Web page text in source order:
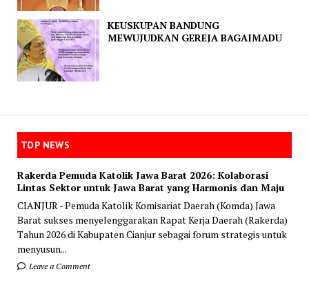
KEUSKUPAN BANDUNG
MEWUJUDKAN GEREJA BAGAIMADU
TOP NEWS
Rakerda Pemuda Katolik Jawa Barat 2026: Kolaborasi
Lintas Sektor untuk Jawa Barat yang Harmonis dan Maju
CIANJUR - Pemuda Katolik Komisariat Daerah (Komda) Jawa
Barat sukses menyelenggarakan Rapat Kerja Daerah (Rakerda)
Tahun 2026 di Kabupaten Cianjur sebagai forum strategis untuk
menyusun...
Leave a Comment